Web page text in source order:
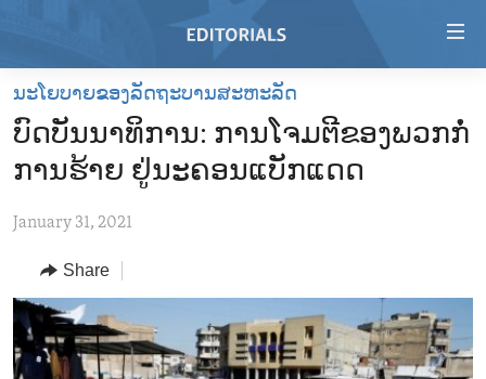
Skip
main
content
to
Navigation
Skip
Search
HOME
REGIONS
AFRICA
AMERICAS
ASIA
TOPICS
HUMAN RIGHTS
SECURITY AND DEFENSE
ARCHIVE
ABOUT US
ນະໂຍບາຍຂອງລັດຖະບານສະຫະລັດ
ບົດບັນນາທິການ: ການໂຈມຕີຂອງພວກກໍ່
ການຮ້າຍ ຢູ່ນະຄອນແບັກແດດ
January 31, 2021
Share